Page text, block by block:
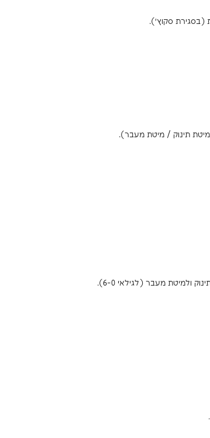
(בסגירת סקוץ').
תינוק / מיטת מעבר).
ולמיטת מעבר (לגילאי 0–6).